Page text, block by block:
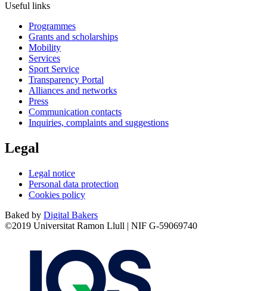
Useful links
Programmes
Grants and scholarships
Mobility
Services
Sport Service
Transparency Portal
Alliances and networks
Press
Communication contacts
Inquiries, complaints and suggestions
Legal
Legal notice
Personal data protection
Cookies policy
Baked by Digital Bakers
©2019 Universitat Ramon Llull | NIF G-59069740